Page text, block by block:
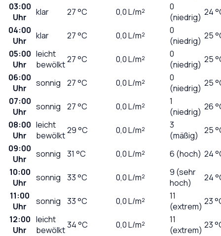
03:00
Uhr
klar 27°C 0,0L/m²
0
(niedrig) 24
04:00
Uhr
klar 27°C 0,0L/m²
0
(niedrig) 25
05:00
Uhr
leicht
bewölkt27°C 0,0L/m²
0
(niedrig) 25
06:00
Uhr
sonnig 27°C 0,0L/m²
0
(niedrig) 25
07:00
Uhr
sonnig 27°C 0,0L/m²
1
(niedrig) 26
08:00
Uhr
leicht
bewölkt29°C 0,0L/m²
3
(mäßig)
25
09:00
Uhr
sonnig 31 °C 0,0L/m² 6 (hoch) 24
10:00
Uhr
sonnig 33°C 0,0L/m²
9 (sehr
hoch)
24
11:00
Uhr
sonnig 33°C 0,0L/m²
11
(extrem) 23
12:00
Uhr
leicht
bewölkt34°C 0,0L/m²
11
(extrem) 23